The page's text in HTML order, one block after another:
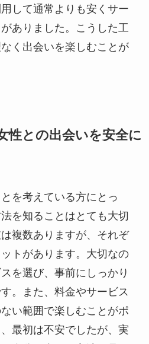
して通常よりも安くサー
ありました。こうした工
く出会いを楽しむことが
性との出会いを安全に
を考えている方にとっ
を知ることはとても大切
複数ありますが、それぞ
トがあります。大切なの
を選び、事前にしっかり
。また、料金やサービス
い範囲で楽しむことがポ
最初は不安でしたが、実